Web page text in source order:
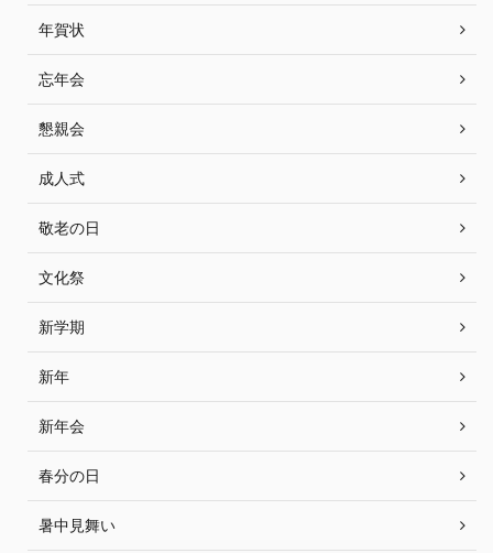
年賀状
忘年会
懇親会
成人式
敬老の日
文化祭
新学期
新年
新年会
春分の日
暑中見舞い